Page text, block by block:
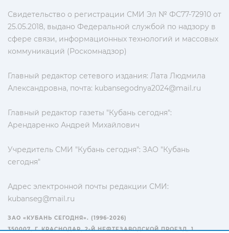
Свидетельство о регистрации СМИ Эл № ФС77-72910 от
25.05.2018, выдано Федеральной службой по надзору в
сфере связи, информационных технологий и массовых
коммуникаций (Роскомнадзор)
Главный редактор сетевого издания: Лата Людмила
Александровна, почта: kubansegodnya2024@mail.ru
Главный редактор газеты "Кубань сегодня":
Арендаренко Андрей Михайлович
Учредитель СМИ "Кубань сегодня": ЗАО "Кубань
сегодня"
Адрес электронной почты редакции СМИ:
kubanseg@mail.ru
ЗАО «КУБАНЬ СЕГОДНЯ». (1996-2026)
350007, Г. КРАСНОДАР, 2-Й НЕФТЕЗАВОДСКОЙ ПРОЕЗД, 1